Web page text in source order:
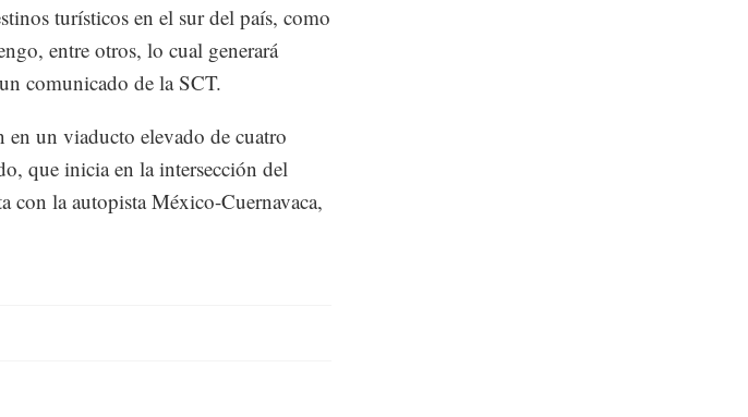
turísticos en el sur del país, como
entre otros, lo cual generará
comunicado de la SCT.
en un viaducto elevado de cuatro
que inicia en la intersección del
con la autopista México-Cuernavaca,